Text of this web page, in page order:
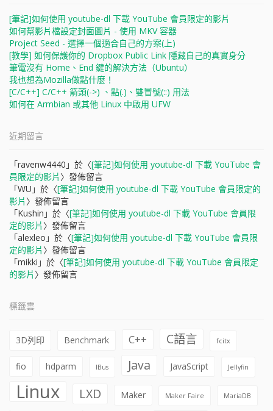
[筆記]如何使用 youtube-dl 下載 YouTube 會員限定的影片
如何幫影片檔設定封面圖片 - 使用 MKV 容器
Project Seed - 選擇一個適合自己的方案(上)
[教學] 如何保護你的 Dropbox Public Link 隱藏自己的真實身分
筆電沒有 Home、End 鍵的解決方法（Ubuntu）
我也想為Mozilla做點什麼！
[C/C++] C/C++ 箭頭(->) 、點(.)、雙冒號(::) 用法
如何在 Armbian 或其他 Linux 中啟用 UFW
近期留言
「ravenw4440 」於〈[筆記]如何使用 youtube-dl 下載 YouTube 會
員限定的影片 〉發佈留言
「WU 」於〈[筆記]如何使用 youtube-dl 下載 YouTube 會員限定的
影片 〉發佈留言
「Kushin 」於〈[筆記]如何使用 youtube-dl 下載 YouTube 會員限
定的影片 〉發佈留言
「alexleo 」於〈[筆記]如何使用 youtube-dl 下載 YouTube 會員限
定的影片 〉發佈留言
「mikki 」於〈[筆記]如何使用 youtube-dl 下載 YouTube 會員限定
的影片 〉發佈留言
標籤雲
3D列印 Benchmark C++ C語言 fcitx
fio hdparm IBus Java JavaScript Jellyfin
Linux LXD Maker Maker Faire MariaDB